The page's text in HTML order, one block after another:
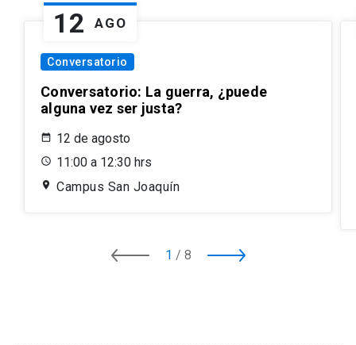
Conversatorio
Conversatorio: La guerra, ¿puede
alguna vez ser justa?
12 AGO
12 de agosto
11:00 a 12:30 hrs
Campus San Joaquín
1 / 8